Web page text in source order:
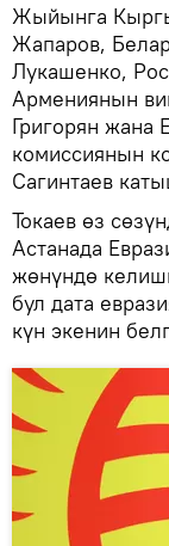
Жыйынга
Жапаров,
Лукашенко,
Армениянын
Григорян жана
комиссиянын
Сагинтаев
Токаев өз
Астанада
жөнүндө
бул дата
күн экенин